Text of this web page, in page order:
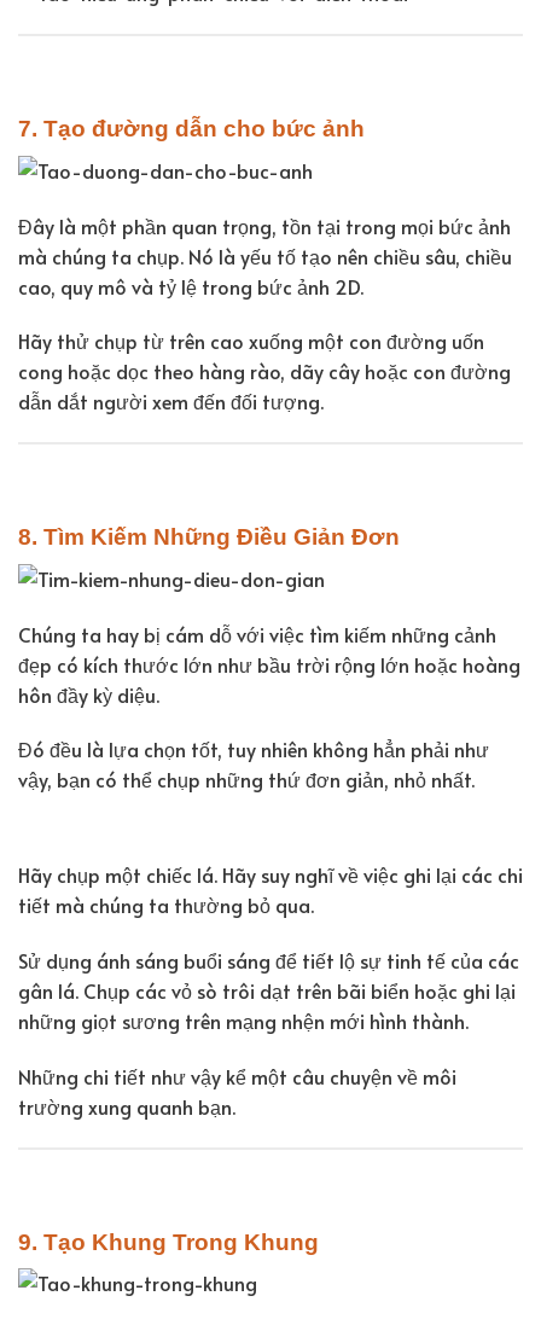
7. Tạo đường dẫn cho bức ảnh
Đây là một phần quan trọng, tồn tại trong mọi bức ảnh
mà chúng ta chụp. Nó là yếu tố tạo nên chiều sâu, chiều
cao, quy mô và tỷ lệ trong bức ảnh 2D.
Hãy thử chụp từ trên cao xuống một con đường uốn
cong hoặc dọc theo hàng rào, dãy cây hoặc con đường
dẫn dắt người xem đến đối tượng.
8. Tìm Kiếm Những Điều Giản Đơn
Chúng ta hay bị cám dỗ với việc tìm kiếm những cảnh
đẹp có kích thước lớn như bầu trời rộng lớn hoặc hoàng
hôn đầy kỳ diệu.
Đó đều là lựa chọn tốt, tuy nhiên không hẳn phải như
vậy, bạn có thể chụp những thứ đơn giản, nhỏ nhất.
Hãy chụp một chiếc lá. Hãy suy nghĩ về việc ghi lại các chi
tiết mà chúng ta thường bỏ qua.
Sử dụng ánh sáng buổi sáng để tiết lộ sự tinh tế của các
gân lá. Chụp các vỏ sò trôi dạt trên bãi biển hoặc ghi lại
những giọt sương trên mạng nhện mới hình thành.
Những chi tiết như vậy kể một câu chuyện về môi
trường xung quanh bạn.
9. Tạo Khung Trong Khung